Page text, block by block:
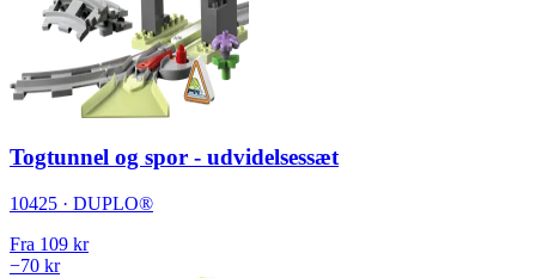
Togtunnel og spor - udvidelsessæt
10425 · DUPLO®
Fra 109 kr
−70 kr